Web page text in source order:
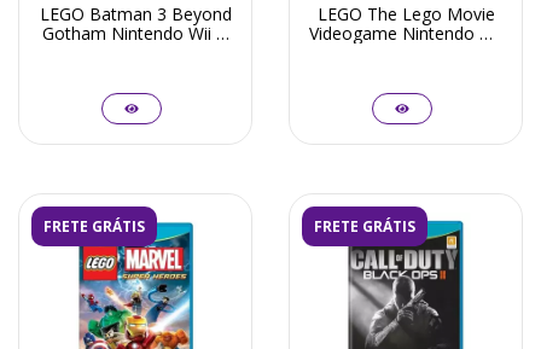
LEGO Batman 3 Beyond
Gotham Nintendo Wii U
LEGO The Lego Movie
Videogame Nintendo Wii
FRETE GRÁTIS FRETE GRÁTIS